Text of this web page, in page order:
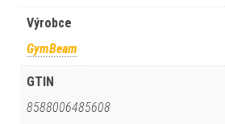
Výrobce
GymBeam
GTIN
8588006485608